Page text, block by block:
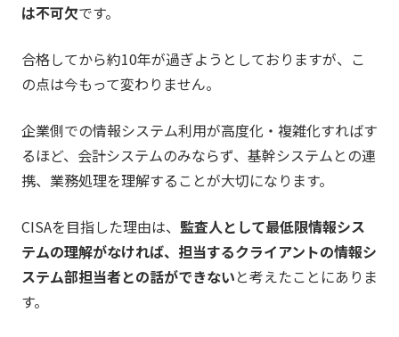
は不可欠です。
合格してから約10年が過ぎようとしておりますが、こ
の点は今もって変わりません。
企業側での情報システム利用が高度化・複雑化すればす
るほど、会計システムのみならず、基幹システムとの連
携、業務処理を理解することが大切になります。
CISAを目指した理由は、 監査人として最低限情報シス
テムの理解がなければ、担当するクライアントの情報シ
ステム部担当者との話ができないと考えたことにありま
す。